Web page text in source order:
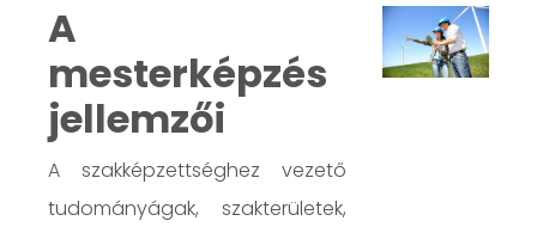
A
mesterképzés
jellemzői
A szakképzettséghez vezető
tudományágak, szakterületek,